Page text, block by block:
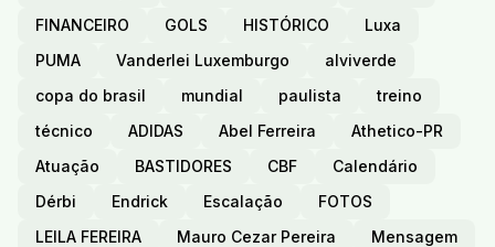
FINANCEIRO
GOLS HISTÓRICO
Luxa
PUMA
Vanderlei Luxemburgo
alviverde
copa do brasil
mundial paulista
treino
técnico
ADIDAS Abel Ferreira
Athetico-PR
Atuação
BASTIDORES CBF
Calendário
Dérbi
Endrick Escalação
FOTOS
LEILA FEREIRA
Mauro Cezar Pereira
Mensagem